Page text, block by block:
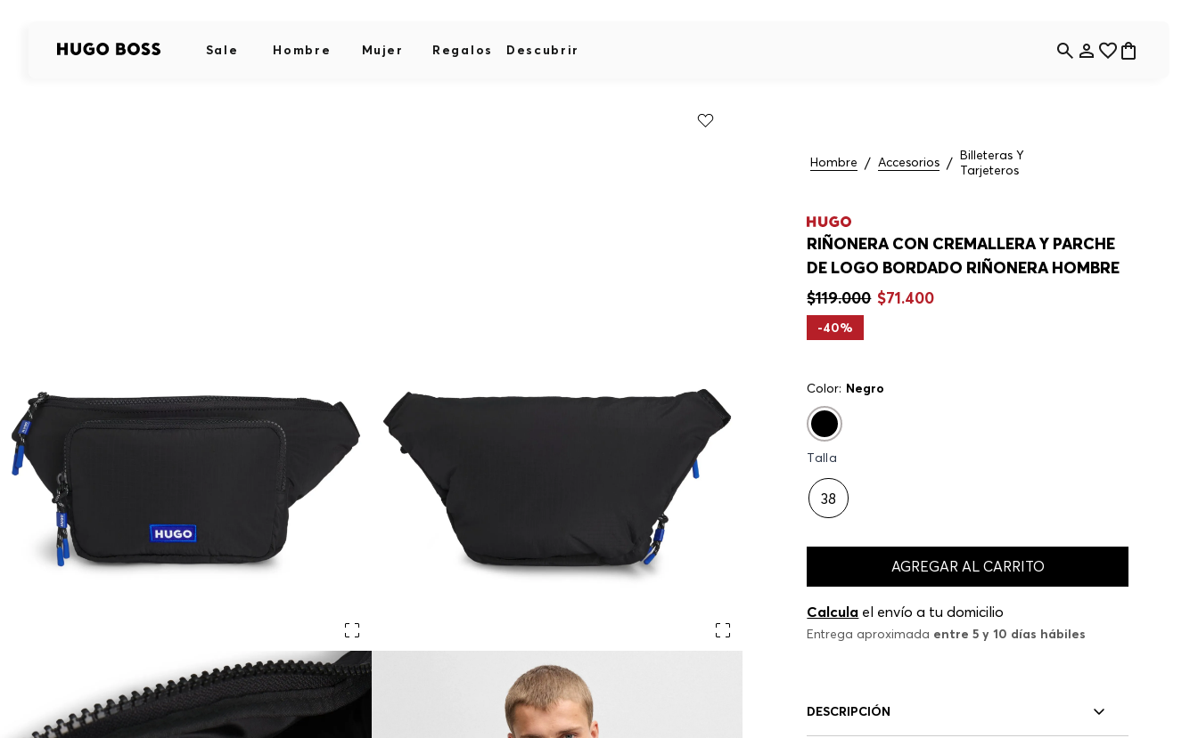
Sale Hombre Mujer Regalos Descubrir
Hombre Accesorios
Billeteras Y
Tarjeteros
RIÑONERA CON CREMALLERA Y PARCHE
DE LOGO BORDADO RIÑONERA HOMBRE
$119.000 $71.400
-40%
Color: Negro
Talla
38
AGREGAR AL CARRITO
Calcula el envío a tu domicilio
Entrega aproximada entre 5 y 10 días hábiles
DESCRIPCIÓN